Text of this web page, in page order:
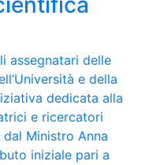
assegnatari delle
e della
dedicata alla
e ricercatori
Ministro Anna
iniziale pari a